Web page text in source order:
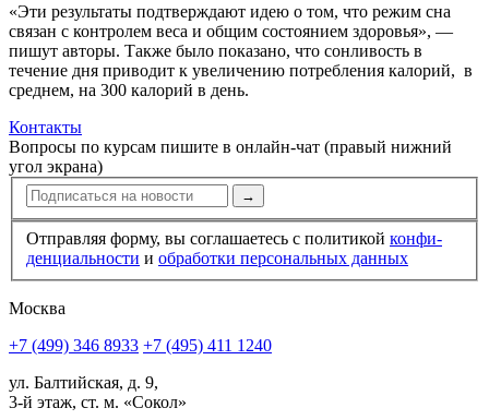
«Эти результаты подтверждают идею о том, что режим сна
связан с контролем веса и общим состоянием здоровья», —
пишут авторы. Также было показано, что сонливость в
течение дня приводит к увеличению потребления калорий, в
средне­м, на 300 калорий в день.
Контакты
Вопросы по курсам пишите в онлайн-чат (правый нижний
угол экрана)
→
Отправляя форму, вы соглашаетесь с политикой конфи­
ден­циальности и обработки персональных данных
Москва
+7 (499) 346 8933 +7 (495) 411 1240
ул. Балтийская, д. 9,
3-й этаж, ст. м. «Сокол»